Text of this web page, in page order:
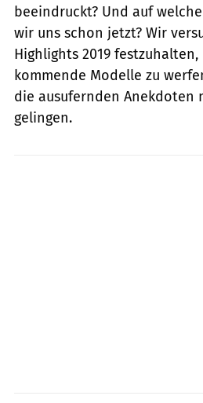
beeindruckt? Und auf
wir uns schon jetzt? Wir
Highlights 2019
kommende Modelle zu
die ausufernden Anekdoten
gelingen.